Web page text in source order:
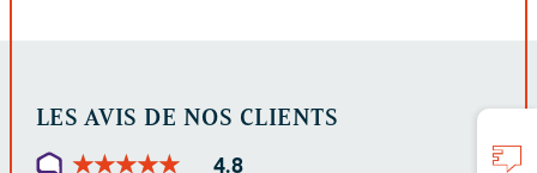
LES AVIS DE NOS CLIENTS
★★★★★
★★★★★ 4.8